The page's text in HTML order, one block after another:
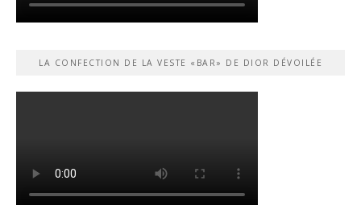
LA CONFECTION DE LA VESTE «BAR» DE DIOR DÉVOILÉE